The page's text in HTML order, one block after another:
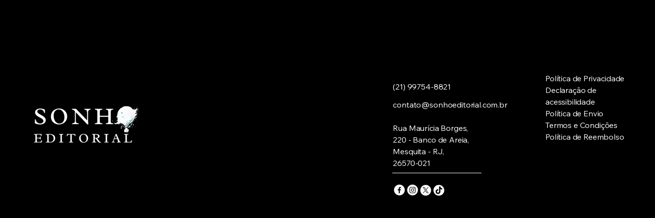
(21) 99754-8821
contato@sonhoeditorial.com.br
Rua Maurícia Borges,
220 - Banco de Areia,
Mesquita - RJ,
26570-021
Política de Privacidade
Declaração de
acessibilidade
Política de Envio
Termos e Condições
Política de Reembolso